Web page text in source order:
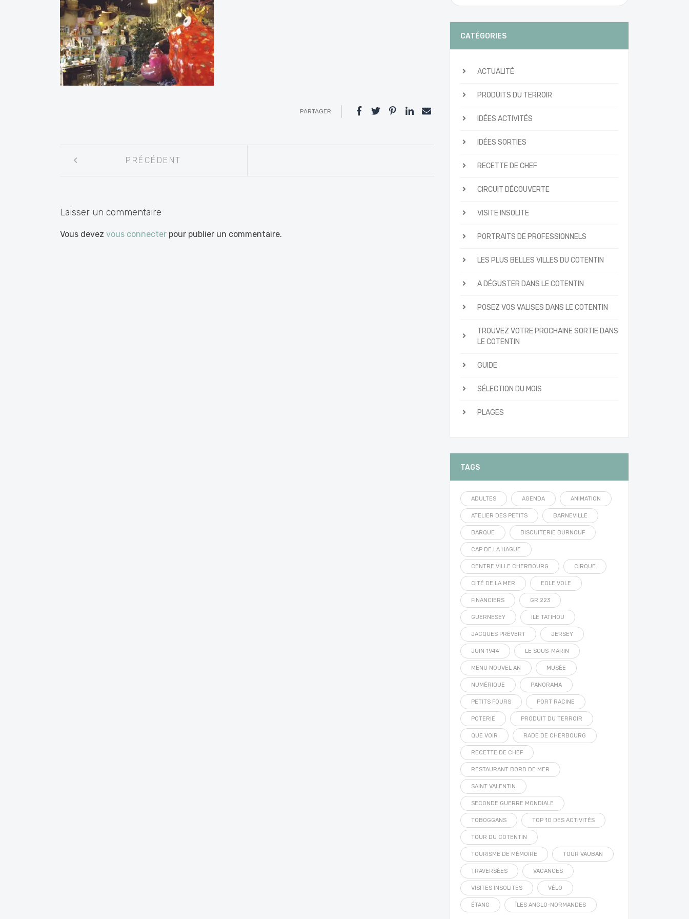
PARTAGER
entre
PRÉCÉDENT
Laisser un commentaire
Vous devez vous connecter pour publier un commentaire.
CATÉGORIES
ACTUALITÉ
PRODUITS DU TERROIR
IDÉES ACTIVITÉS
IDÉES SORTIES
RECETTE DE CHEF
CIRCUIT DÉCOUVERTE
VISITE INSOLITE
PORTRAITS DE PROFESSIONNELS
LES PLUS BELLES VILLES DU COTENTIN
A DÉGUSTER DANS LE COTENTIN
POSEZ VOS VALISES DANS LE COTENTIN
TROUVEZ VOTRE PROCHAINE SORTIE DANS
LE COTENTIN
GUIDE
SÉLECTION DU MOIS
PLAGES
TAGS
ADULTES AGENDA ANIMATION
ATELIER DES PETITS BARNEVILLE
BARQUE BISCUITERIE BURNOUF
CAP DE LA HAGUE
CENTRE VILLE CHERBOURG CIRQUE
CITÉ DE LA MER EOLE VOLE
FINANCIERS GR 223
GUERNESEY ILE TATIHOU
JACQUES PRÉVERT JERSEY
JUIN 1944 LE SOUS-MARIN
MENU NOUVEL AN MUSÉE
NUMÉRIQUE PANORAMA
PETITS FOURS PORT RACINE
POTERIE PRODUIT DU TERROIR
QUE VOIR RADE DE CHERBOURG
RECETTE DE CHEF
RESTAURANT BORD DE MER
SAINT VALENTIN
SECONDE GUERRE MONDIALE
TOBOGGANS TOP 10 DES ACTIVITÉS
TOUR DU COTENTIN
TOURISME DE MÉMOIRE TOUR VAUBAN
TRAVERSÉES VACANCES
VISITES INSOLITES VÉLO
ÉTANG ÎLES ANGLO-NORMANDES